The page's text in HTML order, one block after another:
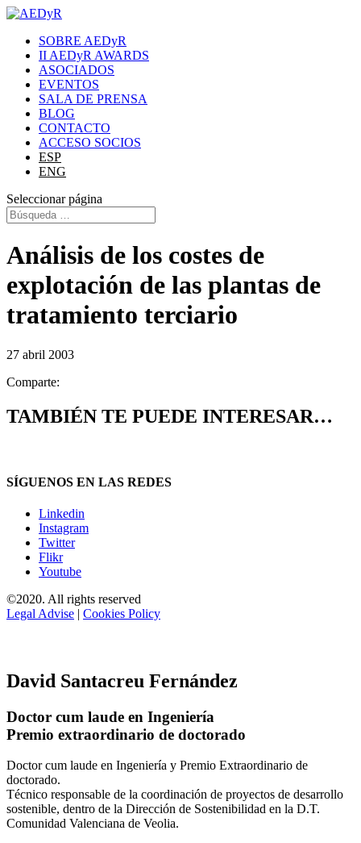
SOBRE AEDyR
II AEDyR AWARDS
ASOCIADOS
EVENTOS
SALA DE PRENSA
BLOG
CONTACTO
ACCESO SOCIOS
ESP
ENG
Seleccionar página
Análisis de los costes de
explotación de las plantas de
tratamiento terciario
27 abril 2003
Comparte:
TAMBIÉN TE PUEDE INTERESAR…
SÍGUENOS EN LAS REDES
Linkedin
Instagram
Twitter
Flikr
Youtube
©2020. All rights reserved
Legal Advise | Cookies Policy
David Santacreu Fernández
Doctor cum laude en Ingeniería
Premio extraordinario de doctorado
Doctor cum laude en Ingeniería y Premio Extraordinario de
doctorado.
Técnico responsable de la coordinación de proyectos de desarrollo
sostenible, dentro de la Dirección de Sostenibilidad en la D.T.
Comunidad Valenciana de Veolia.